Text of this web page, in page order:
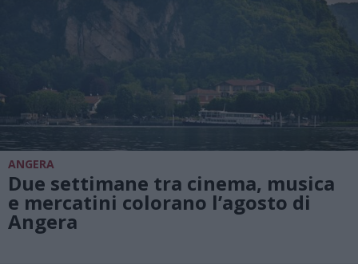
ANGERA
Due settimane tra cinema, musica
e mercatini colorano l’agosto di
Angera